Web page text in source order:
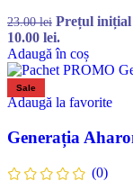
23.00lei Prețul inițial
10.00 lei.
Adaugă în coș
Sale
Adaugă la favorite
Generația
(0)